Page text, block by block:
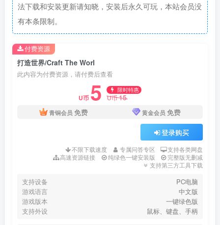
法下载和安装更新请知晓，安装后永久可玩，本站会员没
有本条限制。
打造世界/Craft The Worl
此内容为付费资源，请付费后查看
U币 5 限时特惠
U币15
青铜会员 免费 黄金会员 免费
登录购买
不限下载速度 专属问答专区
支持各类网盘
高速资源链接
纯绿色一键安装版
完整版无删减
支持第三方工具下载
支持设备
PC电脑
游戏语言
中文版
游戏版本
一键绿色版
支持外设
鼠标、键盘、手柄
付费资源